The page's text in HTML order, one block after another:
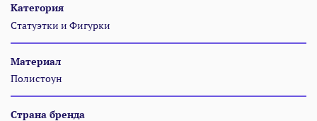
Категория
Статуэтки и Фигурки
Материал
Полистоун
Страна бренда